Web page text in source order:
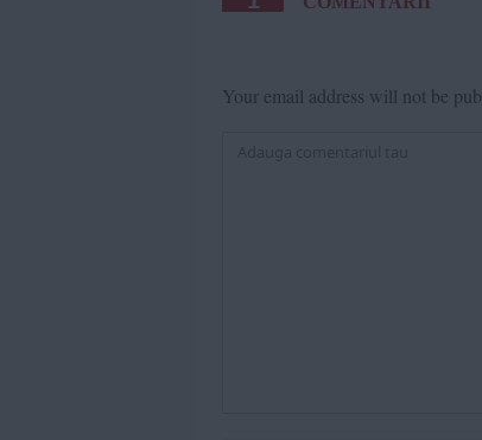
Your email address will not be